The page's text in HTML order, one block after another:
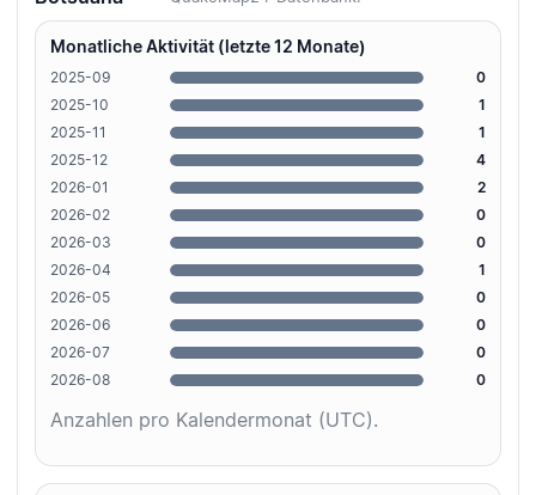
Monatliche Aktivität (letzte 12 Monate)
2025-09
0
2025-10
1
2025-11
1
2025-12
4
2026-01
2
2026-02
0
2026-03
0
2026-04
1
2026-05
0
2026-06
0
2026-07
0
2026-08
0
Anzahlen pro Kalendermonat (UTC).